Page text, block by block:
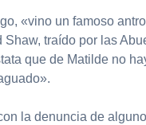
«vino un famoso
Shaw, traído por las
que de Matilde no
la denuncia de